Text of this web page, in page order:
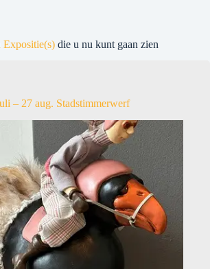
die u nu kunt gaan zien
– 27 aug. Stadstimmerwerf